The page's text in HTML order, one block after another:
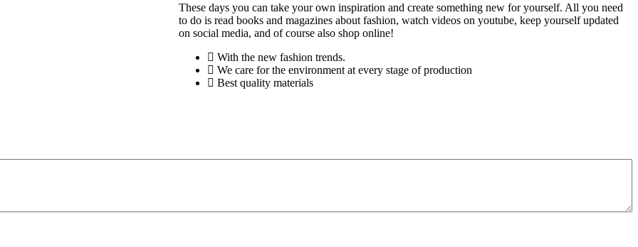
These days you can take your own inspiration and create something new for yourself. All you need
to do is read books and magazines about fashion, watch videos on youtube, keep yourself updated
on social media, and of course also shop online!
With the new fashion trends.
We care for the environment at every stage of production
Best quality materials